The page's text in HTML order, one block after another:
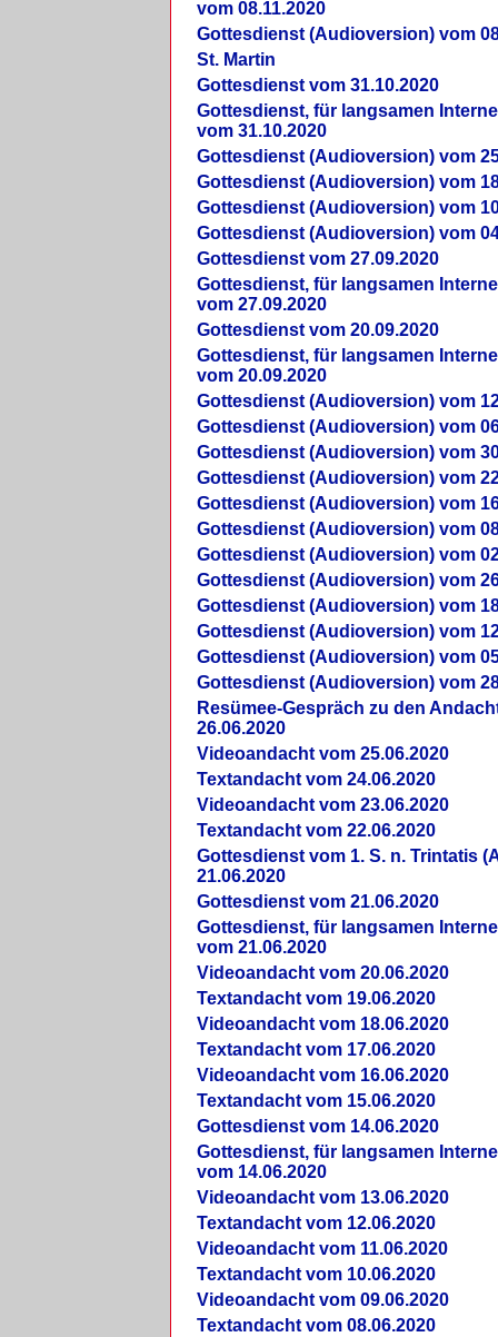
vom 08.11.2020
Gottesdienst (Audioversion) vom
St. Martin
Gottesdienst vom 31.10.2020
Gottesdienst, für langsamen
vom 31.10.2020
Gottesdienst (Audioversion) vom
Gottesdienst (Audioversion) vom
Gottesdienst (Audioversion) vom
Gottesdienst (Audioversion) vom
Gottesdienst vom 27.09.2020
Gottesdienst, für langsamen
vom 27.09.2020
Gottesdienst vom 20.09.2020
Gottesdienst, für langsamen
vom 20.09.2020
Gottesdienst (Audioversion) vom
Gottesdienst (Audioversion) vom
Gottesdienst (Audioversion) vom
Gottesdienst (Audioversion) vom
Gottesdienst (Audioversion) vom
Gottesdienst (Audioversion) vom
Gottesdienst (Audioversion) vom
Gottesdienst (Audioversion) vom
Gottesdienst (Audioversion) vom
Gottesdienst (Audioversion) vom
Gottesdienst (Audioversion) vom
Gottesdienst (Audioversion) vom
Re­sü­mee-Gespräch zu den
26.06.2020
Videoandacht vom 25.06.2020
Textandacht vom 24.06.2020
Videoandacht vom 23.06.2020
Textandacht vom 22.06.2020
Gottesdienst vom 1. S. n. Trintatis
21.06.2020
Gottesdienst vom 21.06.2020
Gottesdienst, für langsamen
vom 21.06.2020
Videoandacht vom 20.06.2020
Textandacht vom 19.06.2020
Videoandacht vom 18.06.2020
Textandacht vom 17.06.2020
Videoandacht vom 16.06.2020
Textandacht vom 15.06.2020
Gottesdienst vom 14.06.2020
Gottesdienst, für langsamen
vom 14.06.2020
Videoandacht vom 13.06.2020
Textandacht vom 12.06.2020
Videoandacht vom 11.06.2020
Textandacht vom 10.06.2020
Videoandacht vom 09.06.2020
Textandacht vom 08.06.2020